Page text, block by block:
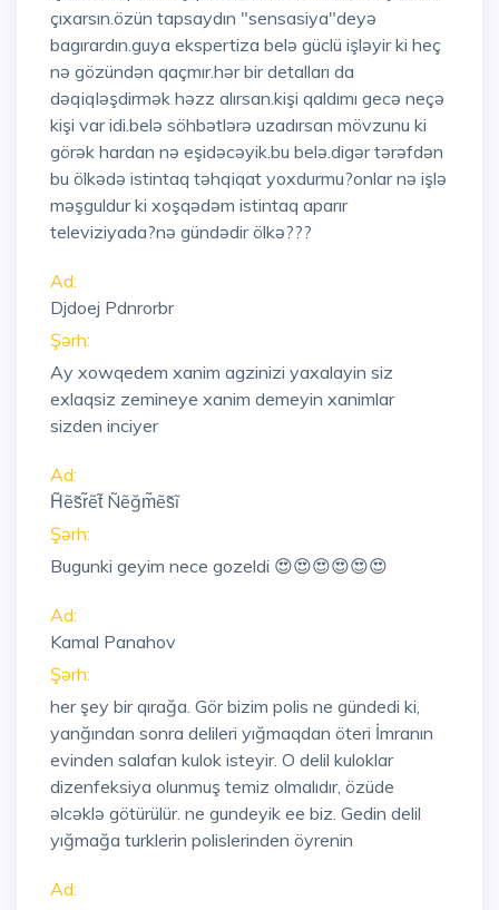
çıxarsın.özün tapsaydın "sensasiya"deyə
bagırardın.guya ekspertiza belə güclü işləyir ki heç
nə gözündən qaçmır.hər bir detalları da
dəqiqləşdirmək həzz alırsan.kişi qaldımı gecə neçə
kişi var idi.belə söhbətlərə uzadırsan mövzunu ki
görək hardan nə eşidəcəyik.bu belə.digər tərəfdən
bu ölkədə istintaq təhqiqat yoxdurmu?onlar nə işlə
məşguldur ki xoşqədəm istintaq aparır
televiziyada?nə gündədir ölkə???
Ad:
Djdoej Pdnrorbr
Şərh:
Ay xowqedem xanim agzinizi yaxalayin siz
exlaqsiz zemineye xanim demeyin xanimlar
sizden inciyer
Ad:
H̃ẽs̃r̃ẽt̃ Ñẽğm̃ẽs̃ĩ
Şərh:
Bugunki geyim nece gozeldi 😍😍😍😍😍😍
Ad:
Kamal Panahov
Şərh:
her şey bir qırağa. Gör bizim polis ne gündedi ki,
yanğından sonra delileri yığmaqdan öteri İmranın
evinden salafan kulok isteyir. O delil kuloklar
dizenfeksiya olunmuş temiz olmalıdır, özüde
əlcəklə götürülür. ne gundeyik ee biz. Gedin delil
yığmağa turklerin polislerinden öyrenin
Ad: